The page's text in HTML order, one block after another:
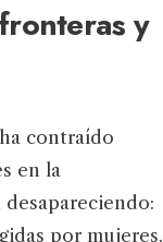
y
contraído
en la
por mujeres.